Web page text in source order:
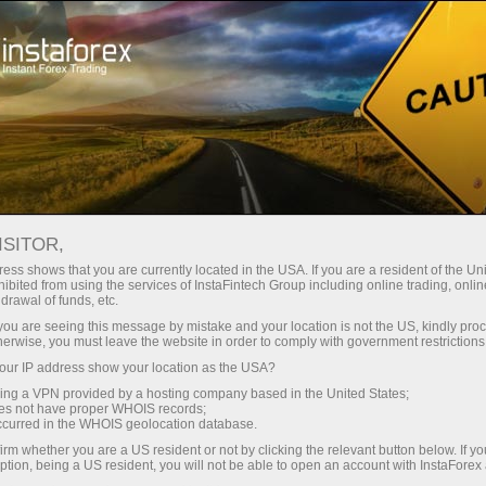
О компании
Лицензии и
регулирование
Группа Компаний ИнстаФинтех работает в
Форекс индустрии с 2007 года, и за это
время сумела занять прочные позиции, став
лидером рынка и IT-инноватором. Брокер
придерживается высоких стандартов
качества, работая в соответствии с
shows that you are currently located in the USA. If you are a resident of the
from using the services of InstaFintech Group including online trading,
of funds, etc.
are seeing this message by mistake and your location is not the US, kindly
you must leave the website in order to comply with government
IP address show your location as the USA?
a VPN provided by a hosting company based in the United States;
not have proper WHOIS records;
in the WHOIS geolocation database.
whether you are a US resident or not by clicking the relevant button below. If
being a US resident, you will not be able to open an account with InstaForex